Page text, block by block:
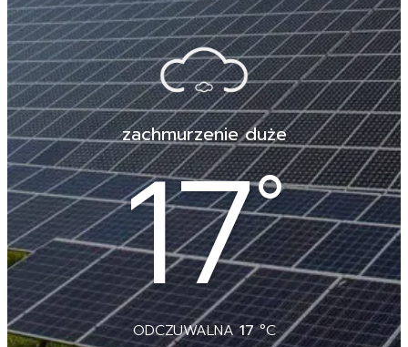
zachmurzenie duże
17°
ODCZUWALNA 17°C